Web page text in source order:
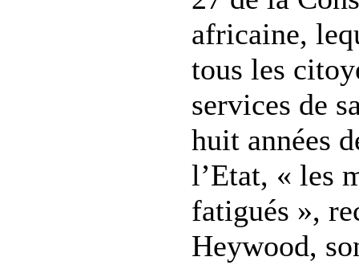
africaine,
tous les
services de
huit années
l’Etat, « les
fatigués »,
Heywood,